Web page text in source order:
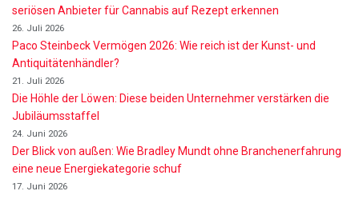
seriösen Anbieter für Cannabis auf Rezept erkennen
26. Juli 2026
Paco Steinbeck Vermögen 2026: Wie reich ist der Kunst- und
Antiquitätenhändler?
21. Juli 2026
Die Höhle der Löwen: Diese beiden Unternehmer verstärken die
Jubiläumsstaffel
24. Juni 2026
Der Blick von außen: Wie Bradley Mundt ohne Branchenerfahrung
eine neue Energiekategorie schuf
17. Juni 2026